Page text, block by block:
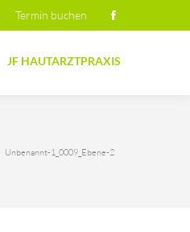
Termin buchen
Facebook
opens
JF HAUTARZTPRAXIS
sich hier:
Unbenannt-1_0009_Ebene-2